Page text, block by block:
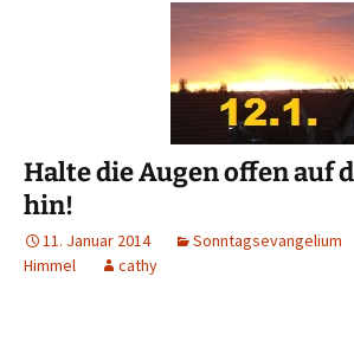
Halte die Augen offen auf
hin!
11. Januar 2014 Sonntagsevangelium
Himmel
cathy